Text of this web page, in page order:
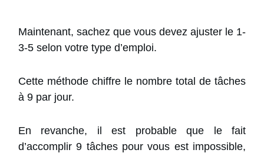
Maintenant, sachez que vous devez ajuster le 1-
3-5 selon votre type d’emploi.
Cette méthode chiffre le nombre total de tâches
à 9 par jour.
En revanche, il est probable que le fait
d’accomplir 9 tâches pour vous est impossible,